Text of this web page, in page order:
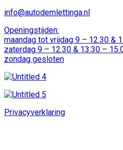
info@autodemlettinga.nl
Openingstijden:
maandag tot vrijdag 9 – 12.30 &
zaterdag 9 – 12.30 & 13.30 –
zondag gesloten
Privacyverklaring